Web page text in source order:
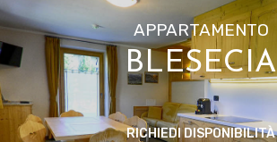
APPARTAMENTO
BLESECIA
RICHIEDI DISPONIBILITÀ